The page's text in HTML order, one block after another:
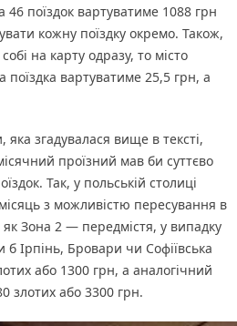
46 поїздок вартуватиме 1088 грн
кожну поїздку окремо. Також,
на карту одразу, то місто
вартуватиме 25,5 грн, а
згадувалася вище в тексті,
проїзний мав би суттєво
Так, у польській столиці
з можливістю пересування в
як Зона 2 — передмістя, у випадку
Ірпінь, Бровари чи Софіївська
або 1300 грн, а аналогічний
злотих або 3300 грн.